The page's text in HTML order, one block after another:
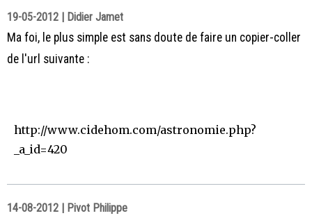
19-05-2012 | Didier Jamet
Ma foi, le plus simple est sans doute de faire un copier-coller
de l'url suivante :
http://www.cidehom.com/astronomie.php?
_a_id=420
14-08-2012 | Pivot Philippe